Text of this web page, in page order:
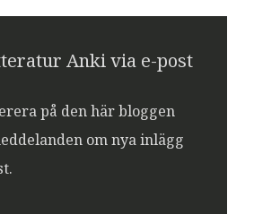
Anki via e-post
på den här bloggen
om nya inlägg